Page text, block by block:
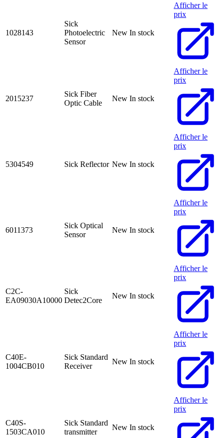
1028143
Sick
Photoelectric
Sensor
New In stock
Afficher le
prix
2015237
Sick Fiber
Optic Cable
New In stock
Afficher le
prix
5304549 Sick Reflector New In stock
Afficher le
prix
6011373
Sick Optical
Sensor
New In stock
Afficher le
prix
C2C-
EA09030A10000
Sick
Detec2Core
New In stock
Afficher le
prix
C40E-
1004CB010
Sick Standard
Receiver
New In stock
Afficher le
prix
C40S-
1503CA010
Sick Standard
transmitter
New In stock
Afficher le
prix